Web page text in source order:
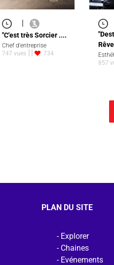
"C'est très Sorcier ....
Chef d'entreprise
747 vues
734
857
PLAN DU SITE
Explorer
Chaines
Evénements